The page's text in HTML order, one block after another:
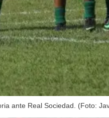
ante Real Sociedad. (Foto: